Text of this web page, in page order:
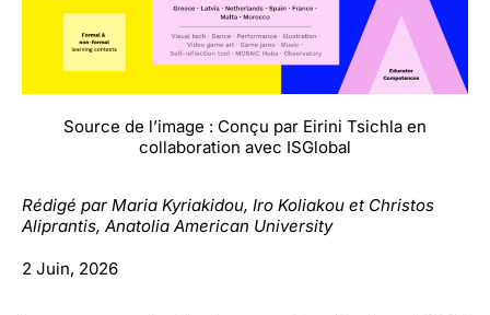
Source de l’image : Conçu par Eirini Tsichla en
collaboration avec ISGlobal
Rédigé par Maria Kyriakidou, Iro Koliakou et Christos
Aliprantis, Anatolia American University
2 Juin, 2026